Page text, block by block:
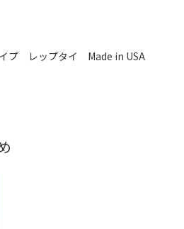
プ レップタイ Made in USA